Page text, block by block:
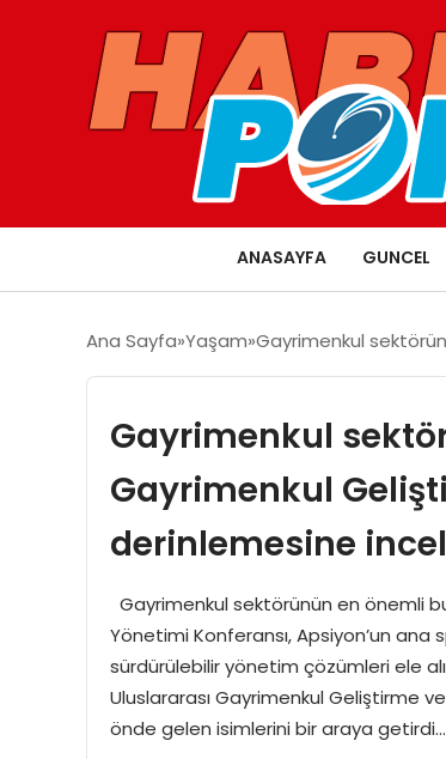
ANASAYFA GUNCEL
Ana Sayfa Yaşam Gayrimenkul
Gayrimenkul
Gayrimenkul
derinlemesine
Gayrimenkul sektörünün en önemli
Yönetimi Konferansı, Apsiyon’un
sürdürülebilir yönetim çözümleri ele
Uluslararası Gayrimenkul Geliştirme
önde gelen isimlerini bir araya